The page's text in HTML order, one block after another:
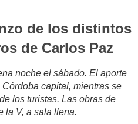
de los distintos
de Carlos Paz
noche el sábado. El aporte
capital, mientras se
los turistas. Las obras de
la V, a sala llena.